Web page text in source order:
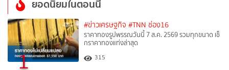
ยอดนิยมในตอนนี้
1
#ข่าวเศรษฐกิจ #TNN ช่อง16
ราคาทองรูปพรรณวันนี้ 7 ส.ค. 2569 รวมทุกขนาด เช็
กราคาทองแท่งล่าสุด
315